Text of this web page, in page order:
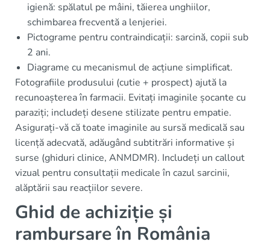
igienă: spălatul pe mâini, tăierea unghiilor,
schimbarea frecventă a lenjeriei.
Pictograme pentru contraindicații: sarcină, copii sub
2 ani.
Diagrame cu mecanismul de acțiune simplificat.
Fotografiile produsului (cutie + prospect) ajută la
recunoașterea în farmacii. Evitați imaginile șocante cu
paraziți; includeți desene stilizate pentru empatie.
Asigurați-vă că toate imaginile au sursă medicală sau
licență adecvată, adăugând subtitrări informative și
surse (ghiduri clinice, ANMDMR). Includeți un callout
vizual pentru consultații medicale în cazul sarcinii,
alăptării sau reacțiilor severe.
Ghid de achiziție și
rambursare în România